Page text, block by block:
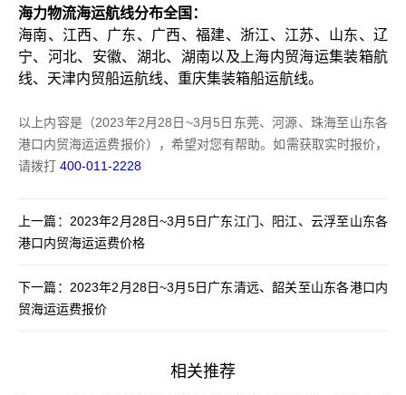
海力物流海运航线分布全国：
海南、 江西、 广东、 广西、 福建、 浙江、 江苏、 山东、 辽
宁、 河北、 安徽、 湖北、 湖南以及上海内贸海运集装箱航
线、天津内贸船运航线、重庆集装箱船运航线。
以上内容是（2023年2月28日~3月5日东莞、河源、珠海至山东各
港口内贸海运运费报价），希望对您有帮助。如需获取实时报价，
请拨打 400-011-2228
上一篇： 2023年2月28日~3月5日广东江门、阳江、云浮至山东各
港口内贸海运运费价格
下一篇： 2023年2月28日~3月5日广东清远、韶关至山东各港口内
贸海运运费报价
相关推荐